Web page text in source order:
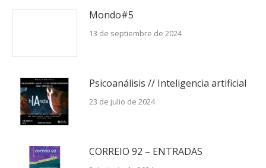
Mondo#5
13 de septiembre de 2024
Psicoanálisis // Inteligencia artificial
23 de julio de 2024
CORREIO 92 – ENTRADAS